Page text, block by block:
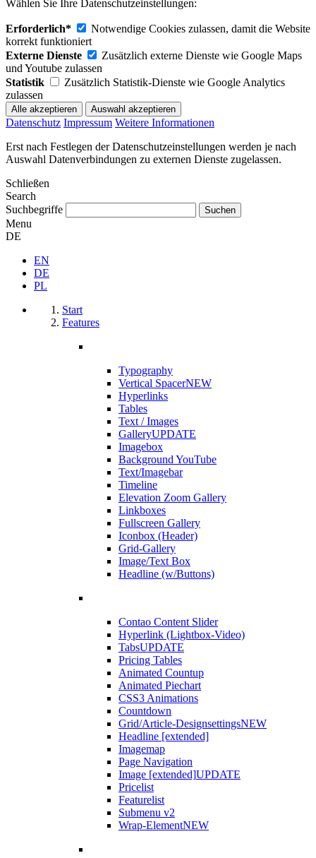
Wählen Sie Ihre Datenschutzeinstellungen:
Erforderlich*
Notwendige Cookies zulassen, damit die Website
korrekt funktioniert
Externe Dienste
Zusätzlich externe Dienste wie Google Maps
und Youtube zulassen
Statistik
Zusätzlich Statistik-Dienste wie Google Analytics
zulassen
Datenschutz Impressum Weitere Informationen
Erst nach Festlegen der Datenschutzeinstellungen werden je nach
Auswahl Datenverbindungen zu externen Dienste zugelassen.
Schließen
Search
Suchbegriffe
Menu
DE
EN
DE
PL
Start
Features
Typography
Vertical SpacerNEW
Hyperlinks
Tables
Text / Images
GalleryUPDATE
Imagebox
Background YouTube
Text/Imagebar
Timeline
Elevation Zoom Gallery
Linkboxes
Fullscreen Gallery
Iconbox (Header)
Grid-Gallery
Image/Text Box
Headline (w/Buttons)
Contao Content Slider
Hyperlink (Lightbox-Video)
TabsUPDATE
Pricing Tables
Animated Countup
Animated Piechart
CSS3 Animations
Countdown
Grid/Article-DesignsettingsNEW
Headline [extended]
Imagemap
Page Navigation
Image [extended]UPDATE
Pricelist
Featurelist
Submenu v2
Wrap-ElementNEW